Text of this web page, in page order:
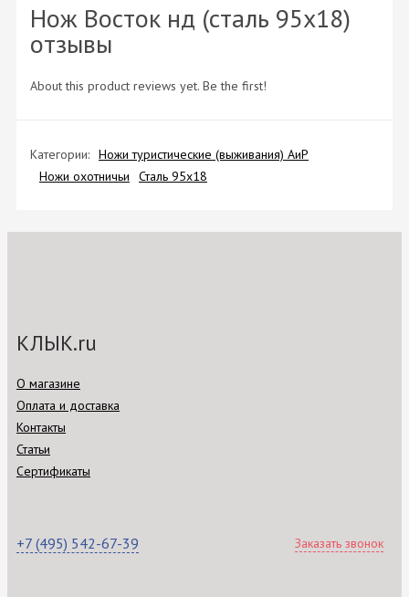
Нож Восток нд (сталь 95х18)
отзывы
About this product reviews yet. Be the first!
Категории: Ножи туристические (выживания) АиР
Ножи охотничьи
Сталь 95х18
КЛЫК.ru
О магазине
Оплата и доставка
Контакты
Статьи
Сертификаты
+7 (495) 542-67-39 Заказать звонок